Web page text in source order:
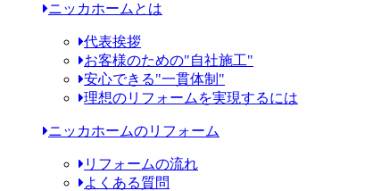
ニッカホームとは
代表挨拶
お客様のための"自社施工"
安心できる"一貫体制"
理想のリフォームを実現するには
ニッカホームのリフォーム
リフォームの流れ
よくある質問